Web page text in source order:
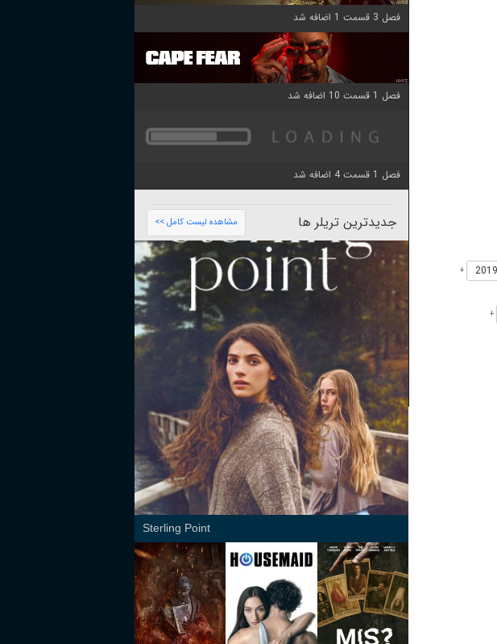
+
+
فصل 3 قسمت 1 اضافه شد
فصل 1 قسمت 10 اضافه شد
فصل 1 قسمت 4 اضافه شد
جدیدترین تریلر ها مشاهده لیست کامل >>
Sterling Point